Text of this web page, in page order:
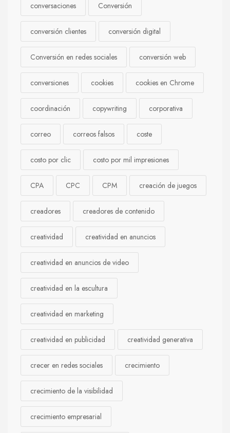
conversaciones Conversión
conversión clientes conversión digital
Conversión en redes sociales conversión web
conversiones cookies cookies en Chrome
coordinación copywriting corporativa
correo correos falsos coste
costo por clic costo por mil impresiones
CPA CPC CPM creación de juegos
creadores creadores de contenido
creatividad creatividad en anuncios
creatividad en anuncios de video
creatividad en la escultura
creatividad en marketing
creatividad en publicidad creatividad generativa
crecer en redes sociales crecimiento
crecimiento de la visibilidad
crecimiento empresarial